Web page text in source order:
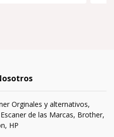
Orginales y alternativos,
de las Marcas, Brother,
HP